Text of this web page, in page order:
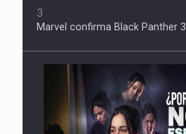
3
Marvel confirma Black Panther 3